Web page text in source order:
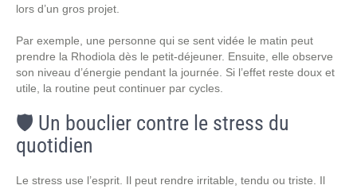
lors d’un gros projet.
Par exemple, une personne qui se sent vidée le matin peut
prendre la Rhodiola dès le petit-déjeuner. Ensuite, elle observe
son niveau d’énergie pendant la journée. Si l’effet reste doux et
utile, la routine peut continuer par cycles.
🛡️ Un bouclier contre le stress du
quotidien
Le stress use l’esprit. Il peut rendre irritable, tendu ou triste. Il